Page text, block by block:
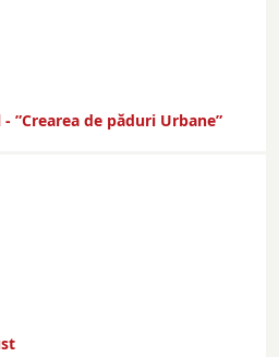
”Crearea de păduri Urbane”